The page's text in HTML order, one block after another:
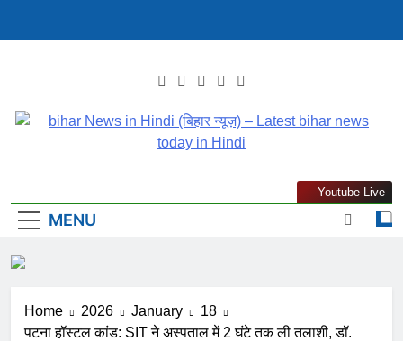
Bihar News In Hindi
(बिहार न्यूज़) – Latest
(बिहार) समाचार. पढ़ें बिहार से जुड़ी ताजा खबरें हिंदी Mithilanchalnews.in
MENU
Youtube Live
Home 2026 January
18
पटना हॉस्टल कांड: SIT ने अस्पताल में 2 घंटे तक ली तलाशी, डॉ.